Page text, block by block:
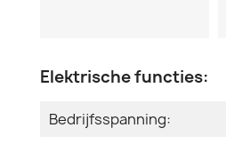
Elektrische functies:
Bedrijfsspanning: